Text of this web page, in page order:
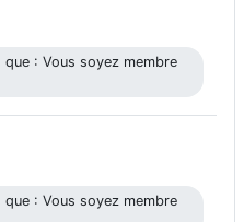
: Vous soyez membre
: Vous soyez membre